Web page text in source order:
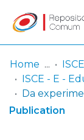
Communities
& Collections
Log
In
(current)
Home
ISCE - E -
Publication